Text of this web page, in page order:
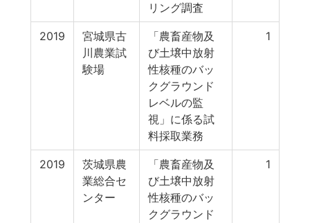
リング調査
2019
宮城県古
川農業試
験場
「農畜産物及
び土壌中放射
性核種のバッ
クグラウンド
レベルの監
視」に係る試
料採取業務
1
2019
茨城県農
業総合セ
ンター
「農畜産物及
び土壌中放射
性核種のバッ
クグラウンド
1